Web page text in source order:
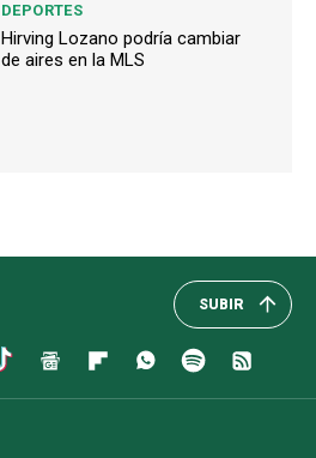
DEPORTES
Hirving Lozano podría cambiar
de aires en la MLS
SUBIR